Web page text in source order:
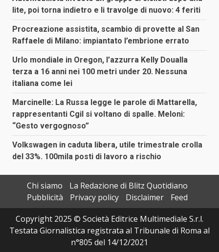
lite, poi torna indietro e li travolge di nuovo: 4 feriti
Procreazione assistita, scambio di provette al San
Raffaele di Milano: impiantato l’embrione errato
Urlo mondiale in Oregon, l’azzurra Kelly Doualla
terza a 16 anni nei 100 metri under 20. Nessuna
italiana come lei
Marcinelle: La Russa legge le parole di Mattarella,
rappresentanti Cgil si voltano di spalle. Meloni:
“Gesto vergognoso”
Volkswagen in caduta libera, utile trimestrale crolla
del 33%. 100mila posti di lavoro a rischio
Chi siamo
La Redazione di Blitz Quotidiano
Pubblicità
Privacy policy Disclaimer
Feed
Copyright 2025 © Società Editrice Multimediale S.r.l.
Testata Giornalistica registrata al Tribunale di Roma al
n°805 del 14/12/2021